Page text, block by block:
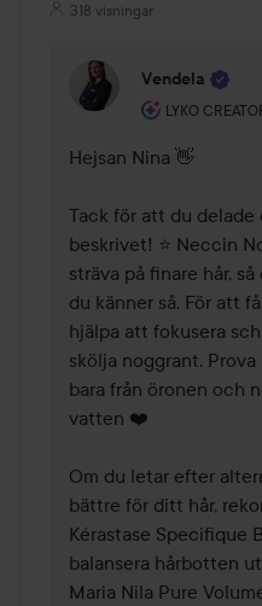
318 visningar
Vendela
LYKO
Användarens
Hejsan Nina 👋
Tack för att du
beskrivet! ⭐ Neccin
sträva på finare hår,
du känner så. För att
hjälpa att fokusera
skölja noggrant.
bara från öronen och
vatten ❤️
Om du letar efter
bättre för ditt hår,
Kérastase Specifique
balansera hårbotten
Maria Nila Pure